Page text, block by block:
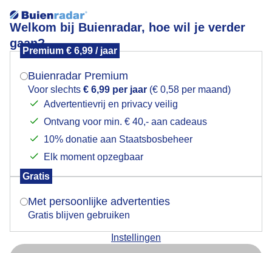
Welkom bij Buienradar, hoe wil je verder
gaan?
Premium € 6,99 / jaar
Buienradar Premium
Voor slechts € 6,99 per jaar (€ 0,58 per maand)
Advertentievrij en privacy veilig
Ontvang voor min. € 40,- aan cadeaus
10% donatie aan Staatsbosbeheer
Elk moment opzegbaar
Gratis
Met persoonlijke advertenties
Gratis blijven gebruiken
Instellingen
geregeld_zon
Een moment geduld aub...
Populaire categorieën
Lente
Zomer
Mogen we je locatie gebruiken voor het
Indien je hier nog geen akkoord op hebt gegeven,
verschijnt er zo een pop-up uit je browser waarin
Is goed, toon de popup
Nu niet, misschien later